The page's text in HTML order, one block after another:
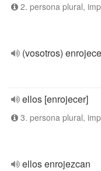
2. persona plural,
(vosotros)
ellos [enrojecer]
3. persona plural,
ellos enrojezcan